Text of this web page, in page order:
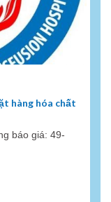
hàng hóa chất
báo giá: 49-